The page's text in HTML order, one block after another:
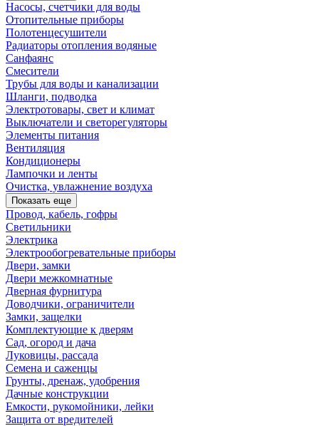
Насосы, счетчики для воды
Отопительные приборы
Полотенцесушители
Радиаторы отопления водяные
Санфаянс
Смесители
Трубы для воды и канализации
Шланги, подводка
Электротовары, свет и климат
Выключатели и светорегуляторы
Элементы питания
Вентиляция
Кондиционеры
Лампочки и ленты
Очистка, увлажнение воздуха
Показать еще
Провод, кабель, гофры
Светильники
Электрика
Электрообогревательные приборы
Двери, замки
Двери межкомнатные
Дверная фурнитура
Доводчики, ограничители
Замки, защелки
Комплектующие к дверям
Сад, огород и дача
Луковицы, рассада
Семена и саженцы
Грунты, дренаж, удобрения
Дачные конструкции
Емкости, рукомойники, лейки
Защита от вредителей